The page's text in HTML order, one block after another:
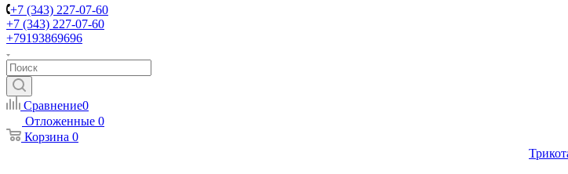
+7 (343) 227-07-60
+7 (343) 227-07-60
+79193869696
Сравнение0
Отложенные 0
Корзина 0